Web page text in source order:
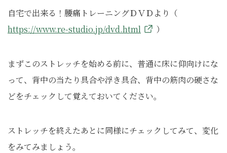
自宅で出来る！腰痛トレーニングＤＶＤより（
https://www.re-studio.jp/dvd.html
）
まずこのストレッチを始める前に、普通に床に仰向けにな
って、背中の当たり具合や浮き具合、背中の筋肉の硬さな
どをチェックして覚えておいてください。
ストレッチを終えたあとに同様にチェックしてみて、変化
をみてみましょう。